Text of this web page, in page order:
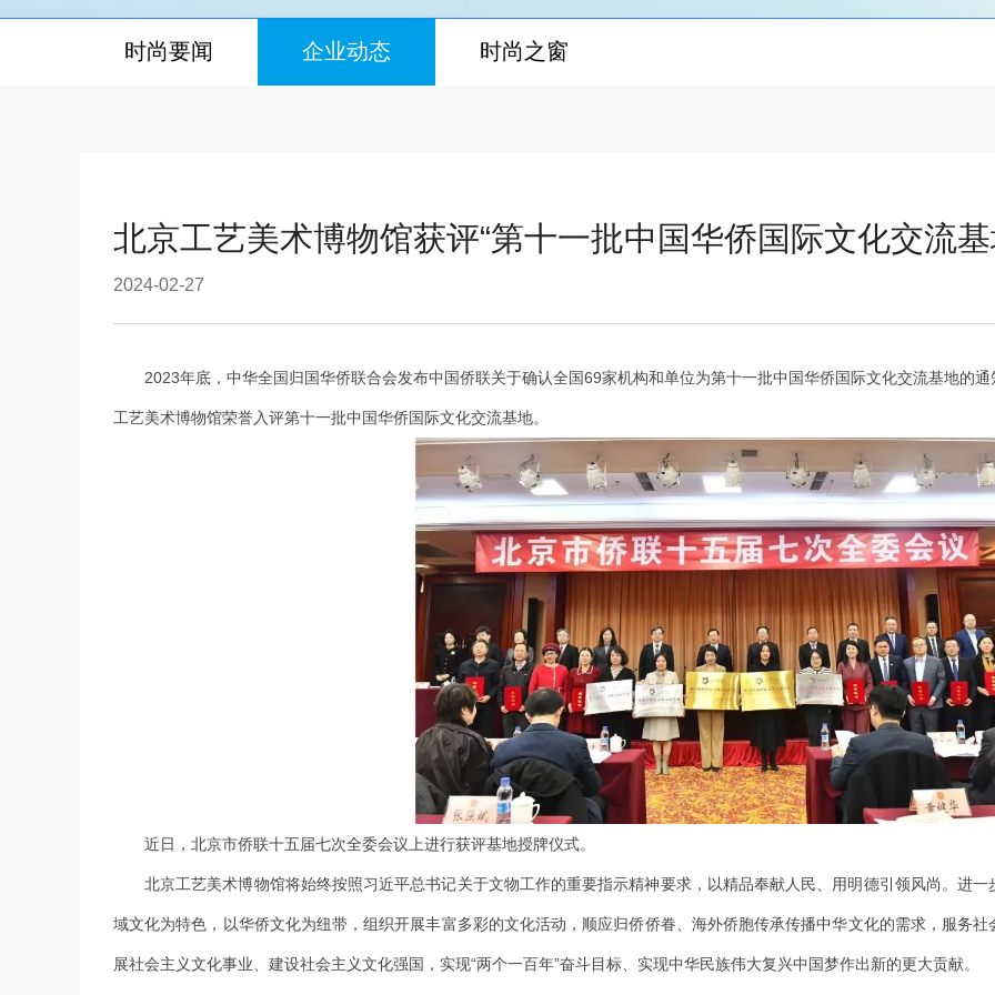
时尚要闻 企业动态 时尚之窗
北京工艺美术博物馆获评“第十一批中国华侨国际文化交流基
2024-02-27
2023年底，中华全国归国华侨联合会发布中国侨联关于确认全国69家机构和单位为第十一批中国华侨国际文化交流基地的
工艺美术博物馆荣誉入评第十一批中国华侨国际文化交流基地。
近日，北京市侨联十五届七次全委会议上进行获评基地授牌仪式。
北京工艺美术博物馆将始终按照习近平总书记关于文物工作的重要指示精神要求，以精品奉献人民、用明德引领风尚。进
域文化为特色，以华侨文化为纽带，组织开展丰富多彩的文化活动，顺应归侨侨眷、海外侨胞传承传播中华文化的需求，服务
展社会主义文化事业、建设社会主义文化强国，实现“两个一百年”奋斗目标、实现中华民族伟大复兴中国梦作出新的更大贡献。